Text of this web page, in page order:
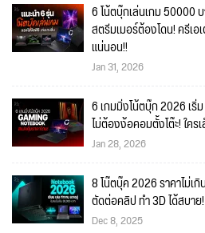
6 โน้ตบุ๊กเล่นเกม 50000
สตรีมเมอร์ต้องโดน! ครีเ
แน่นอน!!
Jan 31, 2026
6 เกมมิ่งโน้ตบุ๊ก 2026 เริ่
ไม่ต้องง้อคอมตั้งโต๊ะ! ใค
Jan 28, 2026
8 โน๊ตบุ๊ค 2026 ราคาไม่เ
ตัดต่อคลิป ทำ 3D ได้สบา
Dec 8, 2025